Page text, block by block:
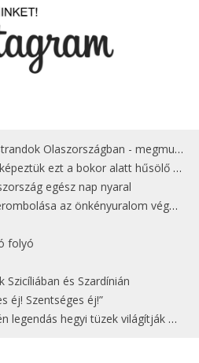
- megmutatjuk a 15 legjobbat
ezt a bokor alatt hűsölő cicát Kisorosziban
egész nap nyaral
az önkényuralom végét jelentette
folyó
és Szardínián
éj! Szentséges éj!”
hegyi tüzek világítják meg Zugspitzét